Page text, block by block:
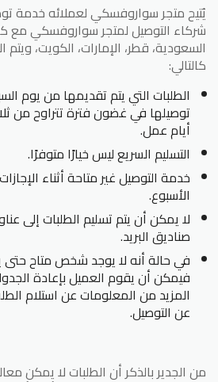
يُتيح متجر سواروفسكي لعملائه خدمة
شركاء التوصيل لمتجر سواروفسكي مع
السعودية، قطر، الإمارات، الكويت،
كالتالي:
الطلبات التي يتم تقديمها من يوم
توصيلها في غضون فترة تتراوح من
أيام عمل.
التسليم السريع ليس خيارًا متوفرًا.
خدمة التوصيل غير متاحة أثناء
الأسبوع.
صناديق البريد.
في حالة أنه لا يوجد شخص متاح حتى
فيمكن أن يقوم العميل بإعادة
المزيد من المعلومات عن استلام
عن التوصيل.
من الجدير بالذكر أن الطلبات لا يمكن